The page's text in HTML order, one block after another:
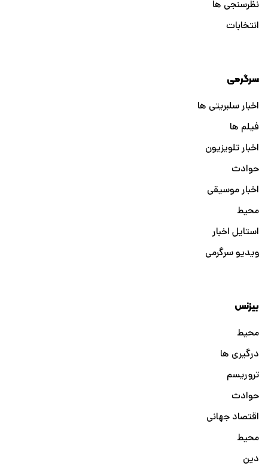
نظرسنجی ها
انتخابات
سرگرمی
اخبار سلبریتی ها
فیلم ها
اخبار تلویزیون
حوادث
اخبار موسیقی
محیط
استایل اخبار
ویدیو سرگرمی
بیزنس
محیط
درگیری ها
تروریسم
حوادث
اقتصاد جهانی
محیط
دین